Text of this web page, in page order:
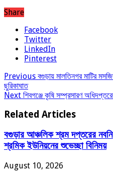
Share
Facebook
Twitter
LinkedIn
Pinterest
Previous বগুড়ায় মালতিনগর মাটির
ছুরিকাঘাত
Next শিবগঞ্জে কৃষি সম্প্রসারণ
Related Articles
বগুড়ার আঞ্চলিক শ্রম দপ্তরের
শ্রমিক ইউনিয়নের শুভেচ্ছা বিনিময়
August 10, 2026